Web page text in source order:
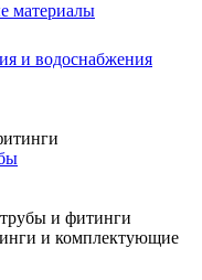
материалы
и водоснабжения
и фитинги
и комплектующие